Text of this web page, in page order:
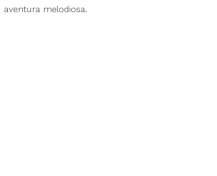
aventura melodiosa.